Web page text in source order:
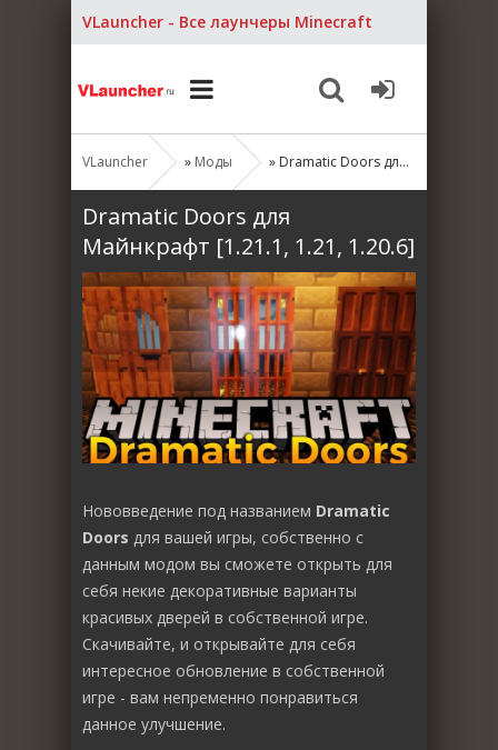
VLauncher - Все лаунчеры Minecraft
VLauncher » Моды » Dramatic Doors для Майнкрафт [1.21.1, 1.21, 1.20.6]
Dramatic Doors для
Майнкрафт [1.21.1, 1.21, 1.20.6]
Нововведение под названием Dramatic
Doors для вашей игры, собственно с
данным модом вы сможете открыть для
себя некие декоративные варианты
красивых дверей в собственной игре.
Скачивайте, и открывайте для себя
интересное обновление в собственной
игре - вам непременно понравиться
данное улучшение.